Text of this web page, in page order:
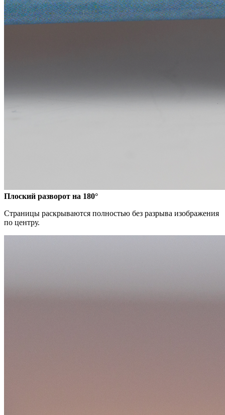
Плоский разворот на 180°
Страницы раскрываются полностью без разрыва изображения
по центру.